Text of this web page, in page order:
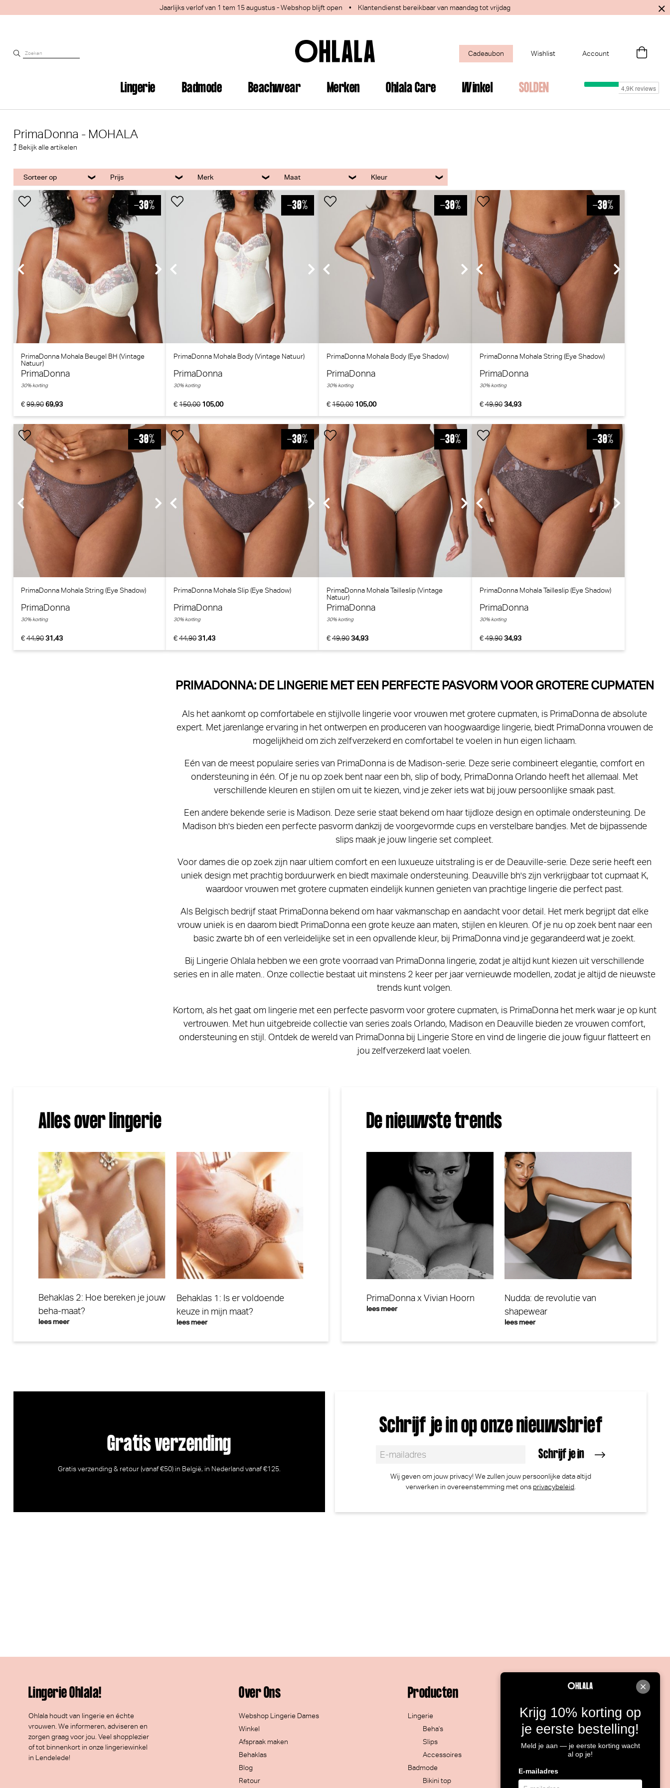
Jaarlijks verlof van 1 tem 15 augustus - Webshop blijft open • Klantendienst bereikbaar van maandag tot vrijdag
Cadeaubon Wishlist Account
Lingerie Badmode Beachwear Merken Ohlala Care Winkel SOLDEN
PrimaDonna - MOHALA
Bekijk alle artikelen
Sorteer op Prijs Merk Maat Kleur
PrimaDonna Mohala Beugel BH (Vintage
Natuur)
PrimaDonna
€99,9069,93
30% korting
PrimaDonna Mohala Body (Vintage Natuur)
PrimaDonna
€150,00 105,00
30% korting
PrimaDonna Mohala Body (Eye Shadow)
PrimaDonna
€150,00 105,00
30% korting
PrimaDonna Mohala String (Eye Shadow)
PrimaDonna
€49,90 34,93
30% korting
PrimaDonna Mohala String (Eye Shadow)
PrimaDonna
€44,9031,43
30% korting
PrimaDonna Mohala Slip (Eye Shadow)
PrimaDonna
€44,9031,43
30% korting
PrimaDonna Mohala Tailleslip (Vintage
Natuur)
PrimaDonna
€49,9034,93
30% korting
PrimaDonna Mohala Tailleslip (Eye Shadow)
PrimaDonna
€49,90 34,93
30% korting
PRIMADONNA: DE LINGERIE MET EEN PERFECTE PASVORM VOOR GROTERE CUPMATEN
Als het aankomt op comfortabele en stijlvolle lingerie voor vrouwen met grotere cupmaten, is PrimaDonna de absolute
expert. Met jarenlange ervaring in het ontwerpen en produceren van hoogwaardige lingerie, biedt PrimaDonna vrouwen de
mogelijkheid om zich zelfverzekerd en comfortabel te voelen in hun eigen lichaam.
Eén van de meest populaire series van PrimaDonna is de Madison-serie. Deze serie combineert elegantie, comfort en
ondersteuning in één. Of je nu op zoek bent naar een bh, slip of body, PrimaDonna Orlando heeft het allemaal. Met
verschillende kleuren en stijlen om uit te kiezen, vind je zeker iets wat bij jouw persoonlijke smaak past.
Een andere bekende serie is Madison. Deze serie staat bekend om haar tijdloze design en optimale ondersteuning. De
Madison bh's bieden een perfecte pasvorm dankzij de voorgevormde cups en verstelbare bandjes. Met de bijpassende
slips maak je jouw lingerie set compleet.
Voor dames die op zoek zijn naar ultiem comfort en een luxueuze uitstraling is er de Deauville-serie. Deze serie heeft een
uniek design met prachtig borduurwerk en biedt maximale ondersteuning. Deauville bh's zijn verkrijgbaar tot cupmaat K,
waardoor vrouwen met grotere cupmaten eindelijk kunnen genieten van prachtige lingerie die perfect past.
Als Belgisch bedrijf staat PrimaDonna bekend om haar vakmanschap en aandacht voor detail. Het merk begrijpt dat elke
vrouw uniek is en daarom biedt PrimaDonna een grote keuze aan maten, stijlen en kleuren. Of je nu op zoek bent naar een
basic zwarte bh of een verleidelijke set in een opvallende kleur, bij PrimaDonna vind je gegarandeerd wat je zoekt.
Bij Lingerie Ohlala hebben we een grote voorraad van PrimaDonna lingerie, zodat je altijd kunt kiezen uit verschillende
series en in alle maten.. Onze collectie bestaat uit minstens 2 keer per jaar vernieuwde modellen, zodat je altijd de nieuwste
trends kunt volgen.
Kortom, als het gaat om lingerie met een perfecte pasvorm voor grotere cupmaten, is PrimaDonna het merk waar je op kunt
vertrouwen. Met hun uitgebreide collectie van series zoals Orlando, Madison en Deauville bieden ze vrouwen comfort,
ondersteuning en stijl. Ontdek de wereld van PrimaDonna bij Lingerie Store en vind de lingerie die jouw figuur flatteert en
jou zelfverzekerd laat voelen.
Alles over lingerie
Behaklas 2: Hoe bereken je jouw
beha-maat?
lees meer
Behaklas 1: Is er voldoende
keuze in mijn maat?
lees meer
De nieuwste trends
PrimaDonna x Vivian Hoorn
lees meer
Nudda: de revolutie van
shapewear
lees meer
Gratis verzending
Gratis verzending & retour (vanaf €50) in België, in Nederland vanaf €125.
Schrijf je in op onze nieuwsbrief
Wij geven om jouw privacy! We zullen jouw persoonlijke data altijd
verwerken in overeenstemming met ons privacybeleid.
Lingerie Ohlala!
Ohlala houdt van lingerie en échte
vrouwen. We informeren, adviseren en
zorgen graag voor jou. Veel shopplezier
of tot binnenkort in onze lingeriewinkel
in Lendelede!
Over Ons
Webshop Lingerie Dames
Winkel
Afspraak maken
Behaklas
Blog
Retour
Producten
Lingerie
Beha's
Slips
Accessoires
Badmode
Bikini top
Contacteer ons
051/30.32.20
Rijksweg 4, 8860 LENDELEDE
Routebeschrijving
BTW: BE 0466.964.928
Krijg 10% korting op
je eerste bestelling!
Meld je aan — je eerste korting wacht
al op je!
E-mailadres